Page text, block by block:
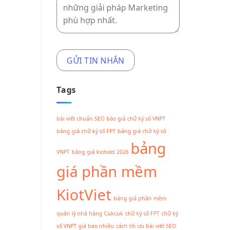
Tags
bài viết chuẩn SEO báo giá chữ ký số VNPT
bảng giá chữ ký số FPT bảng giá chữ ký số
VNPT bảng giá kiotviet 2026 bảng
giá phần mềm
KiotViet bảng giá phần mềm
quản lý nhà hàng Cukcuk chữ ký số FPT chữ ký
số VNPT giá bao nhiêu cách tối ưu bài viết SEO